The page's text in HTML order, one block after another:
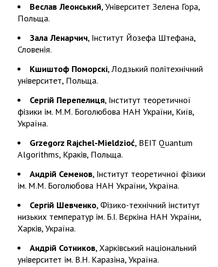
Веслав Леонський, Університет Зелена Гора,
Польща.
Зала Ленарчич, Інститут Йозефа Штефана,
Словенія.
Кшиштоф Поморскі, Лодзький політехнічний
університет, Польща.
Сергій Перепелиця, Інститут теоретичної
фізики ім. М.М. Боголюбова НАН України, Київ,
Україна.
Grzegorz Rajchel-Mieldzioć, BEIT Quantum
Algorithms, Краків, Польща.
Андрій Семенов, Інститут теоретичної фізики
ім. М.М. Боголюбова НАН України, Україна.
Сергій Шевченко, Фізико-технічний інститут
низьких температур ім. Б.І. Вєркіна НАН України,
Харків, Україна.
Андрій Сотников, Харківський національний
університет ім. В.Н. Каразіна, Україна.